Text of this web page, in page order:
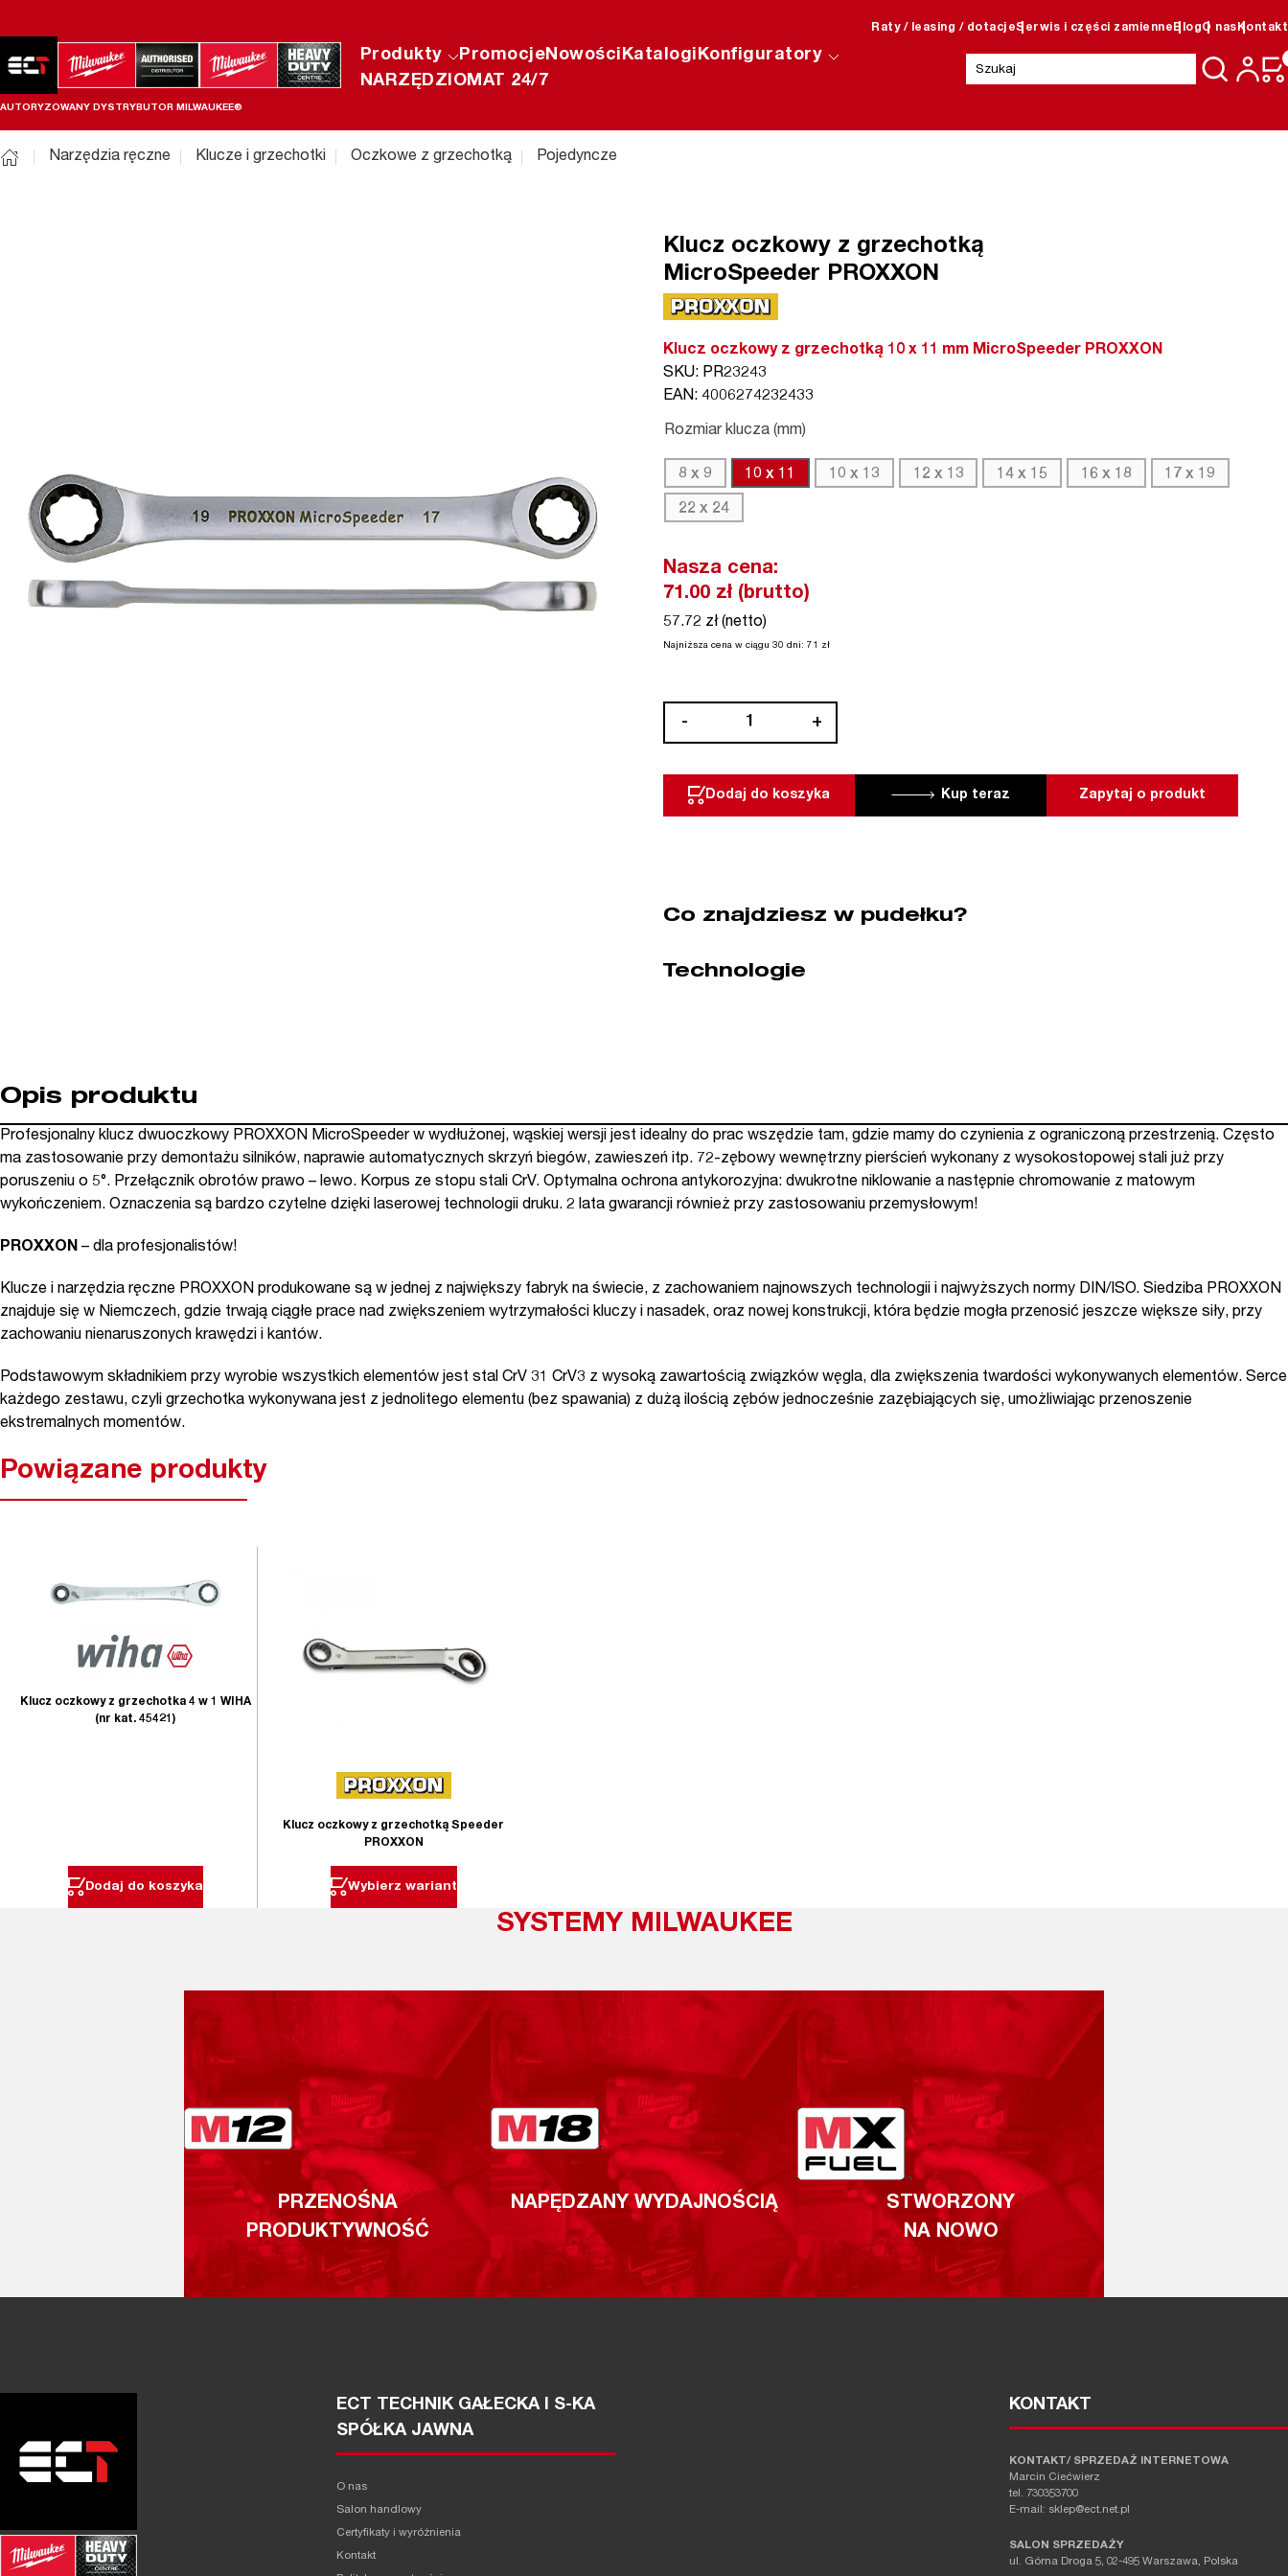
Raty / leasing / dotacjeSerwis i części zamienne BlogO nas Kontakt
AUTORYZOWANY DYSTRYBUTOR MILWAUKEE®
Produkty PromocjeNowościKatalogiKonfiguratory
NARZĘDZIOMAT 24/7
Szukaj:
Narzędzia ręczne Klucze i grzechotki Oczkowe z grzechotką Pojedyncze
Klucz oczkowy z grzechotką
MicroSpeeder PROXXON
Klucz oczkowy z grzechotką 10 x 11 mm MicroSpeeder PROXXON
SKU: PR23243
EAN: 4006274232433
Rozmiar klucza (mm)
8 x 9 10 x 11 10 x 13 12 x 13 14 x 15 16 x 18 17 x 19
22 x 24
Nasza cena:
71.00 zł (brutto)
57.72 zł (netto)
Najniższa cena w ciągu 30 dni: 71 zł
-
grzechotką
+
Dodaj do koszyka Zapytaj o produkt
Kup teraz
Co znajdziesz w pudełku?
Technologie
Opis produktu
Profesjonalny klucz dwuoczkowy PROXXON MicroSpeeder w wydłużonej, wąskiej wersji jest idealny do prac wszędzie tam, gdzie mamy do czynienia z ograniczoną przestrzenią. Często
ma zastosowanie przy demontażu silników, naprawie automatycznych skrzyń biegów, zawieszeń itp. 72-zębowy wewnętrzny pierścień wykonany z wysokostopowej stali już przy
poruszeniu o 5°. Przełącznik obrotów prawo – lewo. Korpus ze stopu stali CrV. Optymalna ochrona antykorozyjna: dwukrotne niklowanie a następnie chromowanie z matowym
wykończeniem. Oznaczenia są bardzo czytelne dzięki laserowej technologii druku. 2 lata gwarancji również przy zastosowaniu przemysłowym!
PROXXON – dla profesjonalistów!
Klucze i narzędzia ręczne PROXXON produkowane są w jednej z największy fabryk na świecie, z zachowaniem najnowszych technologii i najwyższych normy DIN/ISO. Siedziba PROXXON
znajduje się w Niemczech, gdzie trwają ciągłe prace nad zwiększeniem wytrzymałości kluczy i nasadek, oraz nowej konstrukcji, która będzie mogła przenosić jeszcze większe siły, przy
zachowaniu nienaruszonych krawędzi i kantów.
Podstawowym składnikiem przy wyrobie wszystkich elementów jest stal CrV 31 CrV3 z wysoką zawartością związków węgla, dla zwiększenia twardości wykonywanych elementów. Serce
każdego zestawu, czyli grzechotka wykonywana jest z jednolitego elementu (bez spawania) z dużą ilością zębów jednocześnie zazębiających się, umożliwiając przenoszenie
ekstremalnych momentów.
Powiązane produkty
Klucz oczkowy z grzechotka 4 w 1 WIHA
(nr kat. 45421)
Dodaj do koszyka
Klucz oczkowy z grzechotką Speeder
PROXXON
Wybierz wariant
SYSTEMY MILWAUKEE
PRZENOŚNA
PRODUKTYWNOŚĆ
NAPĘDZANY WYDAJNOŚCIĄ
STWORZONY
NA NOWO
ECT TECHNIK GAŁECKA I S-KA
SPÓŁKA JAWNA
O nas
Salon handlowy
Certyfikaty i wyróżnienia
Kontakt
KONTAKT
KONTAKT/ SPRZEDAŻ INTERNETOWA
Marcin Ciećwierz
tel. 730353700
E-mail: sklep@ect.net.pl
SALON SPRZEDAŻY
ul. Górna Droga 5, 02-495 Warszawa, Polska